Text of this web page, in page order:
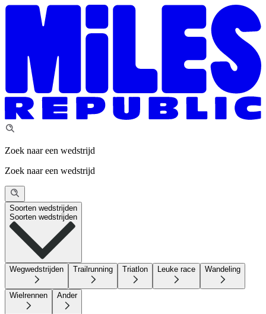
Zoek naar een wedstrijd
Zoek naar een wedstrijd
Soorten wedstrijden
Soorten wedstrijden
Wegwedstrijden Trailrunning Triatlon Leuke race Wandeling
Wielrennen Ander